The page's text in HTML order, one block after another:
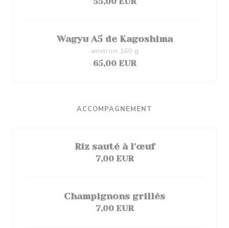
Wagyu A5 de Kagoshima
environ 160 g
65,00 EUR
ACCOMPAGNEMENT
Riz sauté à l'œuf
7,00 EUR
Champignons grillés
7,00 EUR